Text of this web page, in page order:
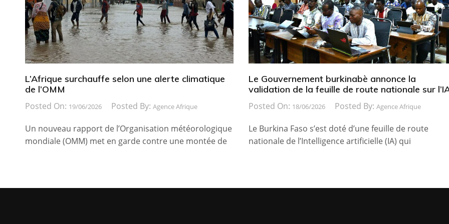
L’Afrique surchauffe selon une alerte climatique
de l’OMM
Posted On: 19/06/2026 Posted By: Agence Afrique
Un nouveau rapport de l’Organisation météorologique
mondiale (OMM) met en garde contre une montée de
Le Gouvernement burkinabè annonce la
validation de la feuille de route nationale sur
Posted On: 18/06/2026 Posted By: Agence Afrique
Le Burkina Faso s’est doté d’une feuille de route
nationale de l’Intelligence artificielle (IA) qui